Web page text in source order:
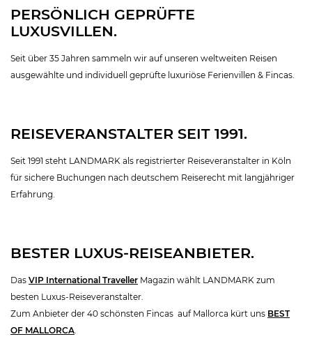
PERSÖNLICH GEPRÜFTE
LUXUSVILLEN.
Seit über 35 Jahren sammeln wir auf unseren weltweiten Reisen
ausgewählte und individuell geprüfte luxuriöse Ferienvillen & Fincas.
REISEVERANSTALTER SEIT 1991.
Seit 1991 steht LANDMARK als registrierter Reiseveranstalter in Köln
für sichere Buchungen nach deutschem Reiserecht mit langjähriger
Erfahrung.
BESTER LUXUS-REISEANBIETER.
Das VIP International Traveller Magazin wählt LANDMARK zum
besten Luxus-Reiseveranstalter.
Zum Anbieter der 40 schönsten Fincas auf Mallorca kürt uns BEST
OF MALLORCA.